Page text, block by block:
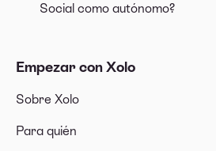
Social como autónomo?
Empezar con Xolo
Sobre Xolo
Para quién